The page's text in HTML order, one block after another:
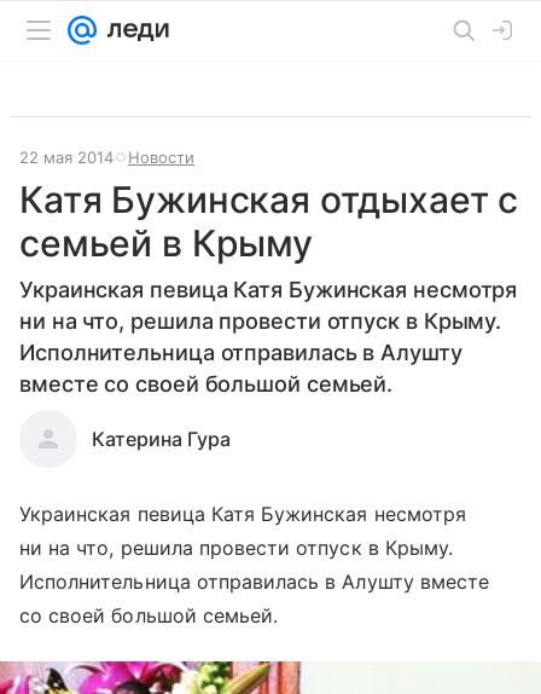
22 мая 2014 Новости
Катя Бужинская отдыхает с
семьей в Крыму
Украинская певица Катя Бужинская несмотря
ни на что, решила провести отпуск в Крыму.
Исполнительница отправилась в Алушту
вместе со своей большой семьей.
Катерина Гура
Украинская певица Катя Бужинская несмотря
ни на что, решила провести отпуск в Крыму.
Исполнительница отправилась в Алушту вместе
со своей большой семьей.